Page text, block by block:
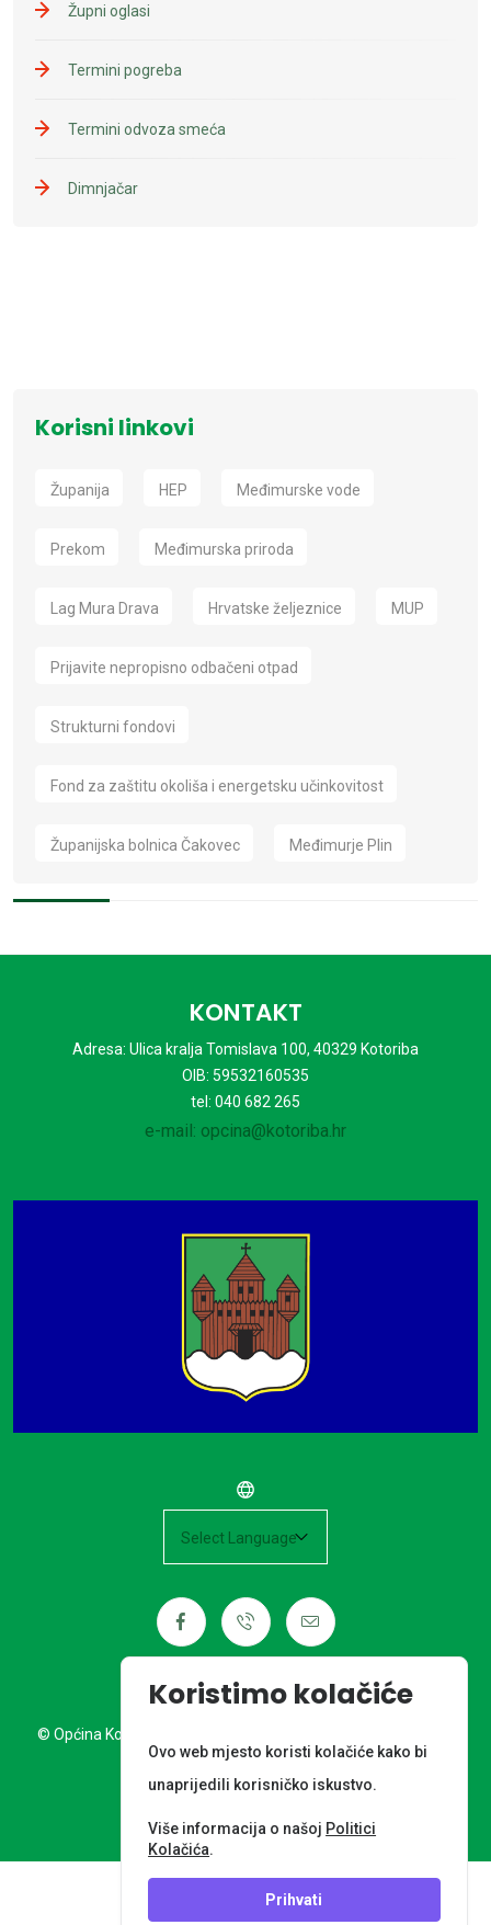
Župni oglasi
Termini pogreba
Termini odvoza smeća
Dimnjačar
Korisni linkovi
Županija HEP Međimurske vode
Prekom Međimurska priroda
Lag Mura Drava Hrvatske željeznice MUP
Prijavite nepropisno odbačeni otpad
Strukturni fondovi
Fond za zaštitu okoliša i energetsku učinkovitost
Županijska bolnica Čakovec Međimurje Plin
KONTAKT
Adresa: Ulica kralja Tomislava 100, 40329 Kotoriba
OIB: 59532160535
tel: 040 682 265
e-mail: opcina@kotoriba.hr
© Općina Kotoriba. Sva prava pridržana. Izrada web stranice:
Nordia grupa d.o.o.
Koristimo kolačiće
Ovo web mjesto koristi kolačiće kako bi
unaprijedili korisničko iskustvo.
Više informacija o našoj Politici
Kolačića.
Prihvati